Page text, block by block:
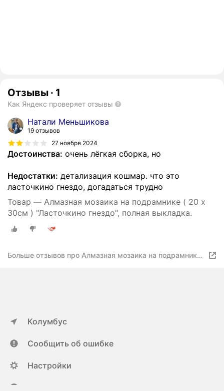
Отзывы · 1
Как Яндекс проверяет отзывы
Натали Меньшикова
19 отзывов
27 ноября 2024
Достоинства: очень лёгкая сборка, но
Недостатки: детализация кошмар. что это
ласточкино гнездо, догадаться трудно
Товар — Алмазная мозаика на подрамнике ( 20 х
30см ) "Ласточкино гнездо", полная выкладка.
Больше отзывов про Алмазная мозаика на подрамнике
Колумбус
Сообщить об ошибке
Настройки